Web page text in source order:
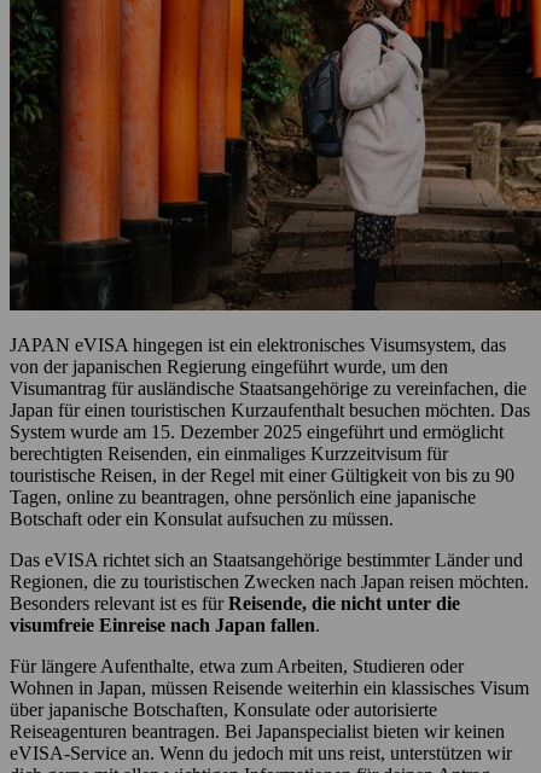
JAPAN eVISA hingegen ist ein elektronisches Visumsystem, das
von der japanischen Regierung eingeführt wurde, um den
Visumantrag für ausländische Staatsangehörige zu vereinfachen, die
Japan für einen touristischen Kurzaufenthalt besuchen möchten. Das
System wurde am 15. Dezember 2025 eingeführt und ermöglicht
berechtigten Reisenden, ein einmaliges Kurzzeitvisum für
touristische Reisen, in der Regel mit einer Gültigkeit von bis zu 90
Tagen, online zu beantragen, ohne persönlich eine japanische
Botschaft oder ein Konsulat aufsuchen zu müssen.
Das eVISA richtet sich an Staatsangehörige bestimmter Länder und
Regionen, die zu touristischen Zwecken nach Japan reisen möchten.
Besonders relevant ist es fürReisende, die nicht unter die
visumfreie Einreise nach Japan fallen.
Für längere Aufenthalte, etwa zum Arbeiten, Studieren oder
Wohnen in Japan, müssen Reisende weiterhin ein klassisches Visum
über japanische Botschaften, Konsulate oder autorisierte
Reiseagenturen beantragen. Bei Japanspecialist bieten wir keinen
eVISA-Service an. Wenn du jedoch mit uns reist, unterstützen wir